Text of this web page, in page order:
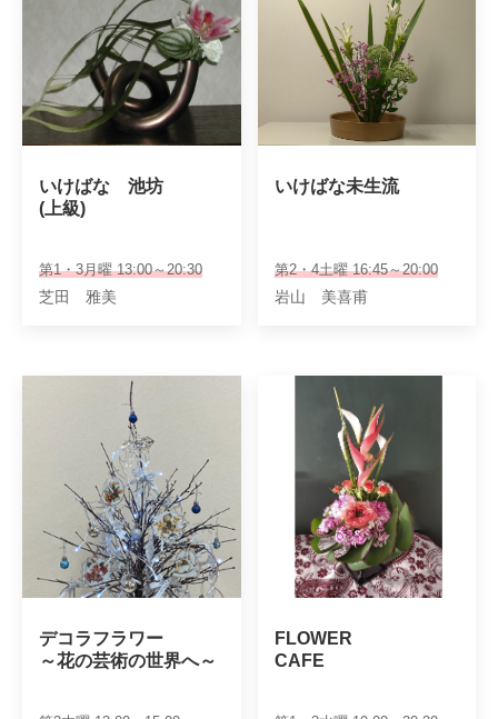
いけばな　池坊
(上級)
第1・3月曜 13:00～20:30
芝田 雅美
いけばな未生流
第2・4土曜 16:45～20:00
岩山 美喜甫
デコラフラワー
～花の芸術の世界へ～
FLOWER
CAFE